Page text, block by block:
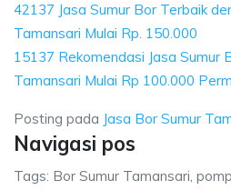
42137 Jasa Sumur Bor Terbaik
Tamansari Mulai Rp. 150.000
15137 Rekomendasi Jasa Sumur
Tamansari Mulai Rp 100.000
Posting pada Jasa Bor Sumur
Navigasi pos
Tags: Bor Sumur Tamansari,